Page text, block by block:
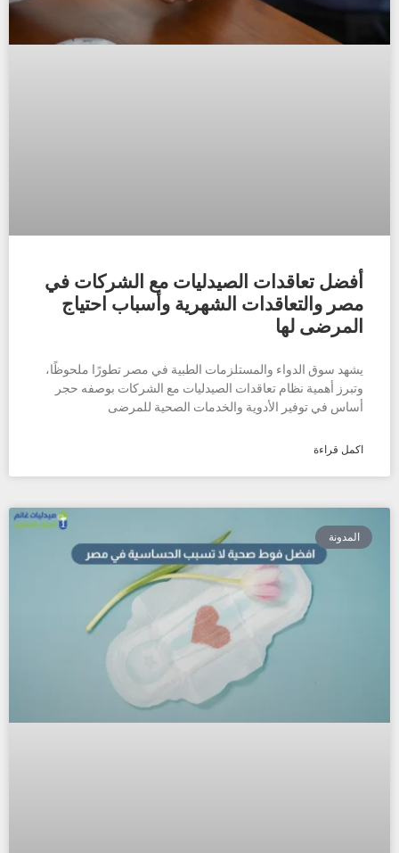
أفضل تعاقدات الصيدليات مع الشركات في
مصر والتعاقدات الشهرية وأسباب احتياج
المرضى لها
يشهد سوق الدواء والمستلزمات الطبية في مصر تطورًا ملحوظًا،
وتبرز أهمية نظام تعاقدات الصيدليات مع الشركات بوصفه حجر
أساس في توفير الأدوية والخدمات الصحية للمرضى
اكمل قراءة
المدونة